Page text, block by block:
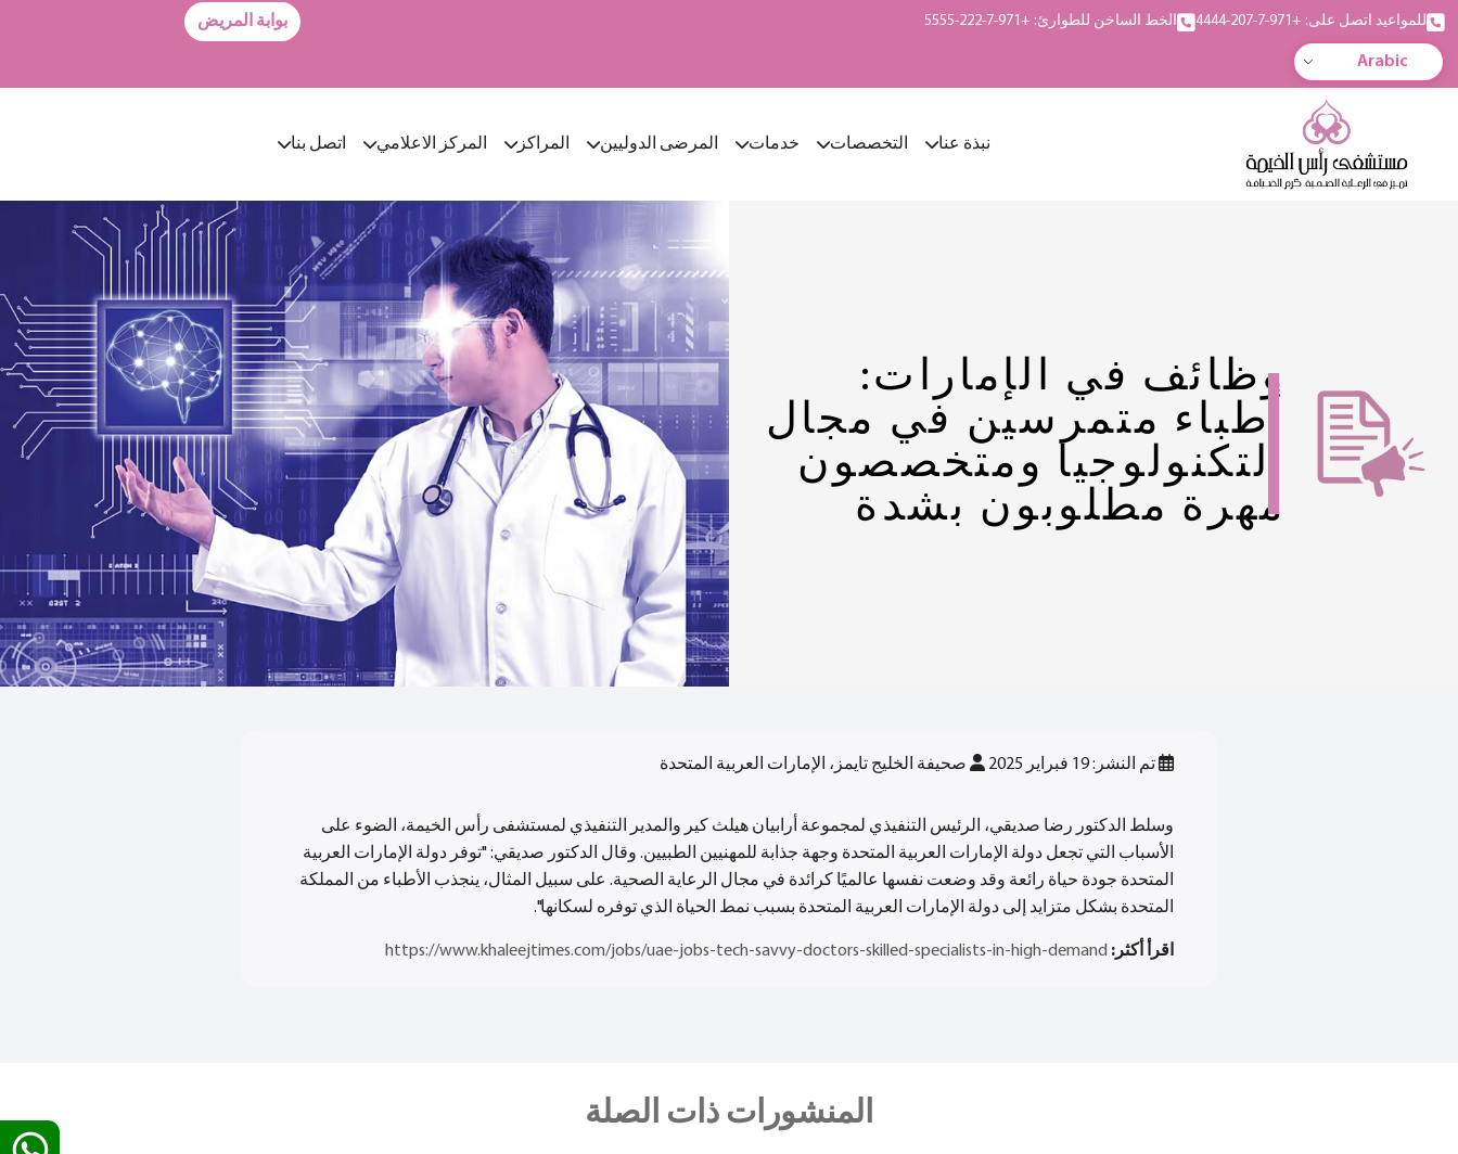
للمواعيد اتصل على: +971-7-207-4444 الخط الساخن للطوارئ: +971-7-222-5555 بوابة المريض
Arabic
نبذة عنا التخصصات خدمات المرضى الدوليين المراكز المركز الاعلامي اتصل بنا
وظائف في الإمارات:
أطباء متمرسين في مجال
التكنولوجيا ومتخصصون
مهرة مطلوبون بشدة
تم النشر: 19 فبراير 2025 صحيفة الخليج تايمز، الإمارات العربية المتحدة
وسلط الدكتور رضا صديقي، الرئيس التنفيذي لمجموعة أرابيان هيلث كير والمدير التنفيذي لمستشفى رأس الخيمة، الضوء على
الأسباب التي تجعل دولة الإمارات العربية المتحدة وجهة جذابة للمهنيين الطبيين. وقال الدكتور صديقي: "توفر دولة الإمارات العربية
المتحدة جودة حياة رائعة وقد وضعت نفسها عالميًا كرائدة في مجال الرعاية الصحية. على سبيل المثال، ينجذب الأطباء من المملكة
المتحدة بشكل متزايد إلى دولة الإمارات العربية المتحدة بسبب نمط الحياة الذي توفره لسكانها".
اقرأ أكثر: https://www.khaleejtimes.com/jobs/uae-jobs-tech-savvy-doctors-skilled-specialists-in-high-demand
المنشورات ذات الصلة